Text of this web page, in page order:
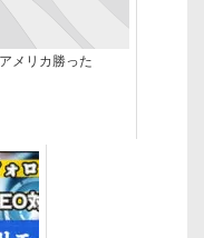
アメリカ勝った